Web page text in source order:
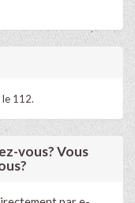
le 112.
vous? Vous